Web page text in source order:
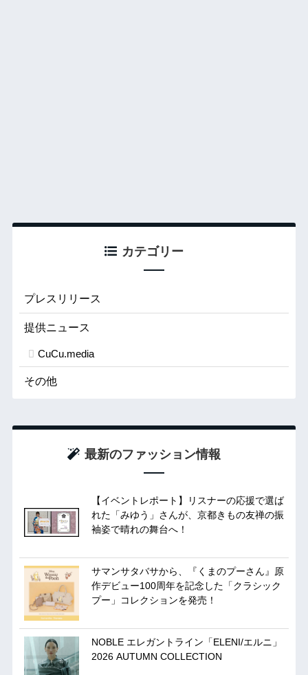
カテゴリー
プレスリリース
提供ニュース
CuCu.media
その他
最新のファッション情報
【イベントレポート】リスナーの応援で選ば
れた「みゆう」さんが、京都きもの友禅の振
袖姿で晴れの舞台へ！
サマンサタバサから、『くまのプーさん』原
作デビュー100周年を記念した「クラシック
プー」コレクションを発売！
NOBLE エレガントライン「ELENI/エルニ」
2026 AUTUMN COLLECTION